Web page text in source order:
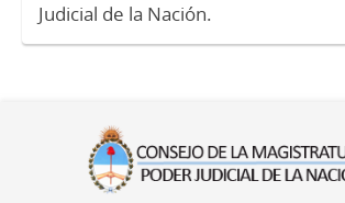
Judicial de la Nación.